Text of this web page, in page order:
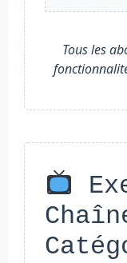
Tous les